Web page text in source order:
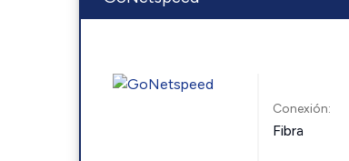
Conexión:
Fibra